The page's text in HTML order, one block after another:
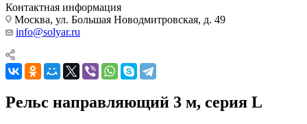
Контактная информация
Москва, ул. Большая Новодмитровская, д. 49
info@solyar.ru
Рельс направляющий 3 м, серия L